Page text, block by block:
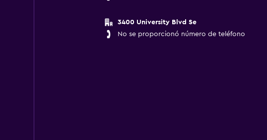
3400 University Blvd Se
No se proporcionó número de teléfono